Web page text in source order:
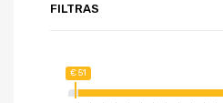
FILTRAS
€ 51